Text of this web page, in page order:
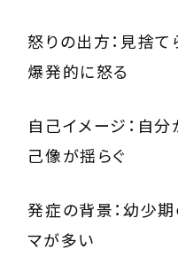
怒りの出方：見捨
爆発的に怒る
自己イメージ：自
己像が揺らぐ
発症の背景：幼少
マが多い